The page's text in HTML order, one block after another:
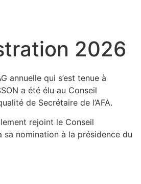
2026
annuelle qui s’est tenue à
a été élu au Conseil
de Secrétaire de l’AFA.
rejoint le Conseil
sa nomination à la présidence du